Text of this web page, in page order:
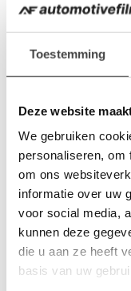
Toestemming
Deze website
We gebruiken
personaliseren, om
om ons
informatie over uw
voor social media,
kunnen deze
die u aan ze heeft
basis van uw
Den
★
Geen
enkel puntje
★★ ★
Vanaf het
Duidelijke